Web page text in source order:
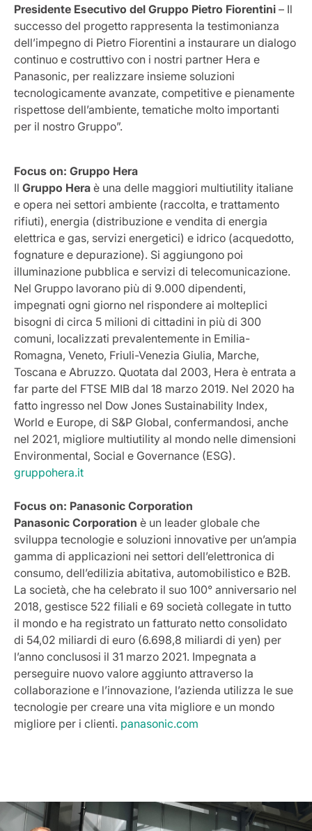
Presidente Esecutivo del Gruppo Pietro Fiorentini – Il
successo del progetto rappresenta la testimonianza
dell’impegno di Pietro Fiorentini a instaurare un dialogo
continuo e costruttivo con i nostri partner Hera e
Panasonic, per realizzare insieme soluzioni
tecnologicamente avanzate, competitive e pienamente
rispettose dell’ambiente, tematiche molto importanti
per il nostro Gruppo”.
Focus on: Gruppo Hera
Il Gruppo Hera è una delle maggiori multiutility italiane
e opera nei settori ambiente (raccolta, e trattamento
rifiuti), energia (distribuzione e vendita di energia
elettrica e gas, servizi energetici) e idrico (acquedotto,
fognature e depurazione). Si aggiungono poi
illuminazione pubblica e servizi di telecomunicazione.
Nel Gruppo lavorano più di 9.000 dipendenti,
impegnati ogni giorno nel rispondere ai molteplici
bisogni di circa 5 milioni di cittadini in più di 300
comuni, localizzati prevalentemente in Emilia-
Romagna, Veneto, Friuli-Venezia Giulia, Marche,
Toscana e Abruzzo. Quotata dal 2003, Hera è entrata a
far parte del FTSE MIB dal 18 marzo 2019. Nel 2020 ha
fatto ingresso nel Dow Jones Sustainability Index,
World e Europe, di S&P Global, confermandosi, anche
nel 2021, migliore multiutility al mondo nelle dimensioni
Environmental, Social e Governance (ESG).
gruppohera.it
Focus on: Panasonic Corporation
Panasonic Corporation è un leader globale che
sviluppa tecnologie e soluzioni innovative per un’ampia
gamma di applicazioni nei settori dell’elettronica di
consumo, dell’edilizia abitativa, automobilistico e B2B.
La società, che ha celebrato il suo 100° anniversario nel
2018, gestisce 522 filiali e 69 società collegate in tutto
il mondo e ha registrato un fatturato netto consolidato
di 54,02 miliardi di euro (6.698,8 miliardi di yen) per
l’anno conclusosi il 31 marzo 2021. Impegnata a
perseguire nuovo valore aggiunto attraverso la
collaborazione e l’innovazione, l’azienda utilizza le sue
tecnologie per creare una vita migliore e un mondo
migliore per i clienti. panasonic.com